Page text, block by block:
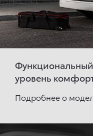
уровень
Подробнее о